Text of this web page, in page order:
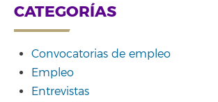
CATEGORÍAS
Convocatorias de empleo
Empleo
Entrevistas